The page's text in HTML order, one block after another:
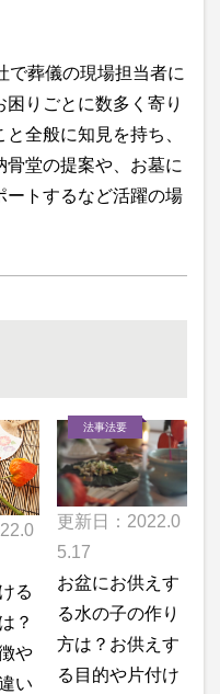
で葬儀の現場担当者に
りごとに数多く寄り
全般に知見を持ち、
堂の提案や、お墓に
ートするなど活躍の場
る
？
や
い
法事法要
更新日：2022.0
5.17
お盆にお供えす
る水の子の作り
方は？お供えす
る目的や片付け